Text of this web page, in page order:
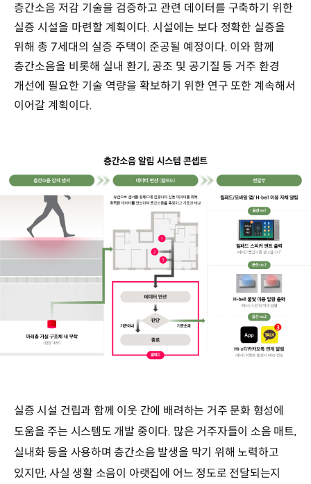
층간소음 저감 기술을 검증하고 관련 데이터를 구축하기 위한
실증 시설을 마련할 계획이다. 시설에는 보다 정확한 실증을
위해 총 7세대의 실증 주택이 준공될 예정이다. 이와 함께
층간소음을 비롯해 실내 환기, 공조 및 공기질 등 거주 환경
개선에 필요한 기술 역량을 확보하기 위한 연구 또한 계속해서
이어갈 계획이다.
실증 시설 건립과 함께 이웃 간에 배려하는 거주 문화 형성에
도움을 주는 시스템도 개발 중이다. 많은 거주자들이 소음 매트,
실내화 등을 사용하며 층간소음 발생을 막기 위해 노력하고
있지만, 사실 생활 소음이 아랫집에 어느 정도로 전달되는지